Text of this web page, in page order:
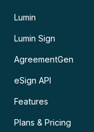
Lumin
Lumin Sign
AgreementGen
eSign API
Features
Plans & Pricing